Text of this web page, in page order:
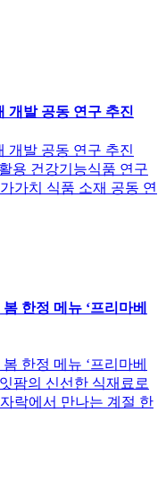
개발 공동 연구 추진
개발 공동 연구 추진
용 건강기능식품 연구
가치 식품 소재 공동 연
한정 메뉴 ‘프리마베
한정 메뉴 ‘프리마베
팜의 신선한 식재료로
락에서 만나는 계절 한